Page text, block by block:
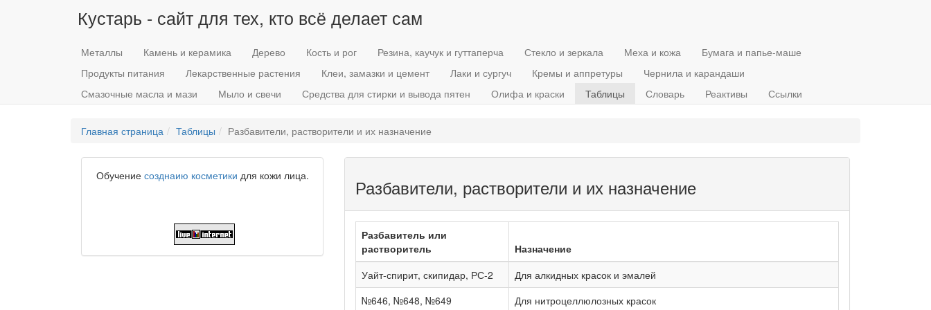
Кустарь - сайт для тех, кто всё делает сам
Металлы Камень и керамика Дерево Кость и рог Резина, каучук и гуттаперча Стекло и зеркала Меха и кожа
Бумага и папье-маше
Продукты питания
Лекарственные растения Клеи, замазки и цемент Лаки и сургуч Кремы и аппретуры
Чернила и карандаши
Смазочные масла и мази
Мыло и свечи Средства для стирки и вывода пятен Олифа и краски Таблицы Словарь Реактивы Ссылки
Главная страница Таблицы Разбавители, растворители и их назначение
Обучение созднаию косметики для кожи лица. Разбавители, растворители и их назначение
Разбавитель или
растворитель
Назначение
Уайт-спирит, скипидар, РС-2
Для алкидных красок и эмалей
№646, №648, №649
Для нитроцеллюлозных красок